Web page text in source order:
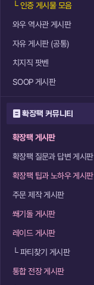
└인증 게시물 모음
와우 역사관 게시판
자유 게시판 (공통)
치지직 팟벤
SOOP 게시판
확장팩 커뮤니티
확장팩 게시판
확장팩 질문과 답변 게시판
확장팩 팁과 노하우 게시판
주문 제작 게시판
쐐기돌 게시판
레이드 게시판
└파티찾기 게시판
통합 전장 게시판